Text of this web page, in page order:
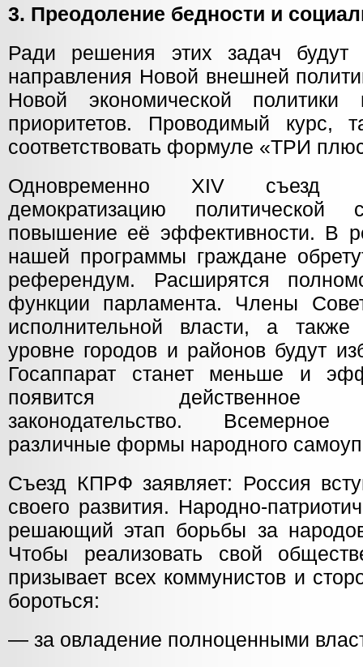
3. Преодоление бедности и
Ради решения этих задач будут
направления Новой внешней
Новой экономической
приоритетов. Проводимый курс,
соответствовать формуле «ТРИ
Одновременно XIV съезд
демократизацию
повышение её эффективности. В
нашей программы граждане
референдум. Расширятся
функции парламента. Члены
исполнительной власти, а
уровне городов и районов будут
Госаппарат станет меньше и
появится действенное
законодательство.
различные формы народного
Съезд КПРФ заявляет: Россия
своего развития. Народно-
решающий этап борьбы за
Чтобы реализовать свой
призывает всех коммунистов и
бороться:
— за овладение полноценными